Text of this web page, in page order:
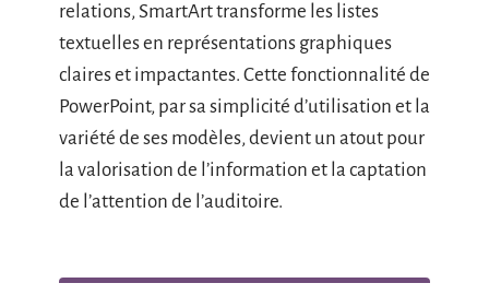
relations, SmartArt transforme les listes
textuelles en représentations graphiques
claires et impactantes. Cette fonctionnalité de
PowerPoint, par sa simplicité d’utilisation et la
variété de ses modèles, devient un atout pour
la valorisation de l’information et la captation
de l’attention de l’auditoire.